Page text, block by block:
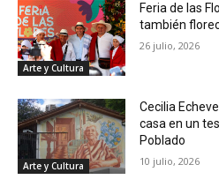
Arte y Cultura
Feria de las
también
26 julio, 2026
Arte y Cultura
Cecilia
casa en un
Poblado
10 julio, 2026